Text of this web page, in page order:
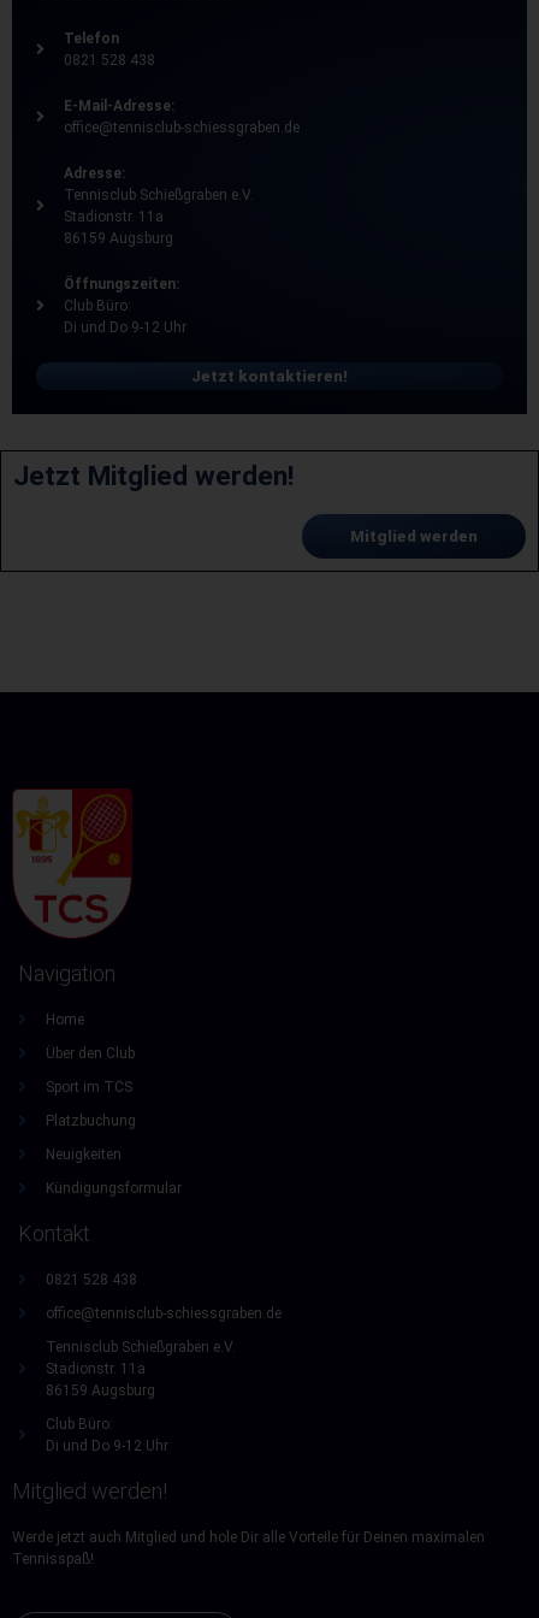
Telefon
0821 528 438
E-Mail-Adresse:
office@tennisclub-schiessgraben.de
Adresse:
Tennisclub Schießgraben e.V.
Stadionstr. 11a
86159 Augsburg
Öffnungszeiten:
Club Büro:
Di und Do 9-12 Uhr
Jetzt kontaktieren!
Jetzt Mitglied werden!
Mitglied werden
Navigation
Home
Über den Club
Sport im TCS
Platzbuchung
Neuigkeiten
Kündigungsformular
Kontakt
0821 528 438
office@tennisclub-schiessgraben.de
Tennisclub Schießgraben e.V.
Stadionstr. 11a
86159 Augsburg
Club Büro:
Di und Do 9-12 Uhr
Mitglied werden!
Werde jetzt auch Mitglied und hole Dir alle Vorteile für Deinen maximalen
Tennisspaß!